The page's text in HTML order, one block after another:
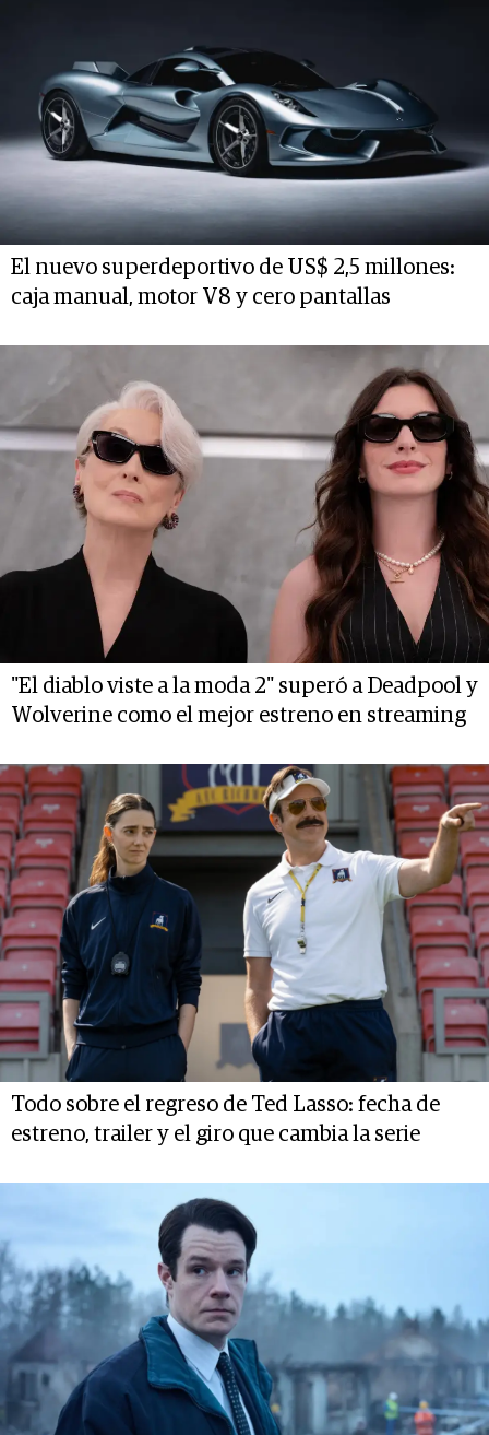
El nuevo superdeportivo de US$ 2,5 millones:
caja manual, motor V8 y cero pantallas
"El diablo viste a la moda 2" superó a Deadpool y
Wolverine como el mejor estreno en streaming
Todo sobre el regreso de Ted Lasso: fecha de
estreno, trailer y el giro que cambia la serie